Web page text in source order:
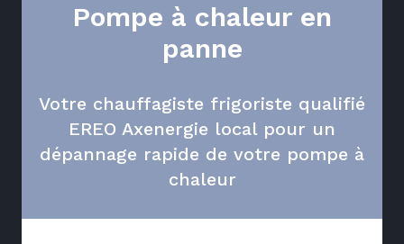
Pompe à chaleur en
panne
Votre chauffagiste frigoriste qualifié
EREO Axenergie local pour un
dépannage rapide de votre pompe à
chaleur